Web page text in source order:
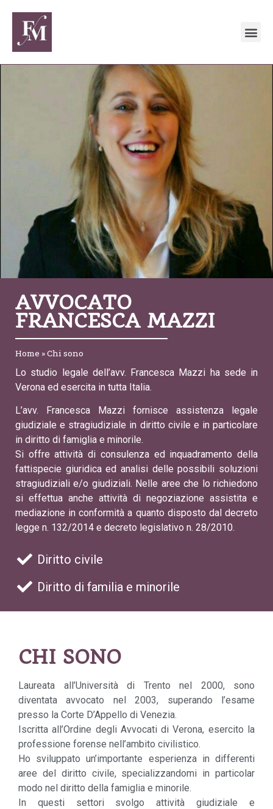
AVVOCATO
FRANCESCA MAZZI
Home »Chi sono
Lo studio legale dell’avv. Francesca Mazzi ha sede in
Verona ed esercita in tutta Italia.
L’avv. Francesca Mazzi fornisce assistenza legale
giudiziale e stragiudiziale in diritto civile e in particolare
in diritto di famiglia e minorile.
Si offre attività di consulenza ed inquadramento della
fattispecie giuridica ed analisi delle possibili soluzioni
stragiudiziali e/o giudiziali. Nelle aree che lo richiedono
si effettua anche attività di negoziazione assistita e
mediazione in conformità a quanto disposto dal decreto
legge n. 132/2014 e decreto legislativo n. 28/2010.
Diritto civile
Diritto di familia e minorile
CHI SONO
Laureata all’Università di Trento nel 2000, sono
diventata avvocato nel 2003, superando l’esame
presso la Corte D’Appello di Venezia.
Iscritta all’Ordine degli Avvocati di Verona, esercito la
professione forense nell’ambito civilistico.
Ho sviluppato un’importante esperienza in differenti
aree del diritto civile, specializzandomi in particolar
modo nel diritto della famiglia e minorile.
In questi settori svolgo attività giudiziale e